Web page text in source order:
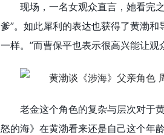
现场，一名女观众直言，她看完
爹”。如此犀利的表达也获得了黄渤
一样。”而曹保平也表示很高兴能让观
老金这个角色的复杂与层次对于
怒的海》在黄渤看来还是自己这个年